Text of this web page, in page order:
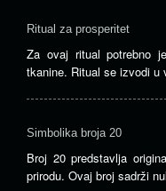
Ritual za prosperitet
Za ovaj ritual potrebno
tkanine. Ritual se izvodi
Simbolika broja 20
Broj 20 predstavlja
prirodu. Ovaj broj sadrži